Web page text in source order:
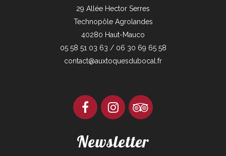
29 Allée Hector Serres
Technopôle Agrolandes
40280 Haut-Mauco
05 58 51 03 63 / 06 30 69 65 58
contact@auxtoquesdubocal.fr
Newsletter